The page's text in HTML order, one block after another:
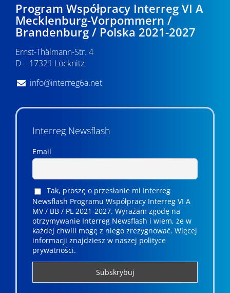
Program Współpracy Interreg VI A
Mecklenburg-Vorpommern /
Brandenburg / Polska 2021-2027
Ernst-Thälmann-Str. 4
D – 17321 Löcknitz
info@interreg6a.net
Interreg Newsflash
Email
Tak, proszę o przesłanie mi Interreg
Newsflash Programu Współpracy Interreg VI A
MV / BB / PL 2021-2027. Wyrażam zgodę na
otrzymywanie Interreg Newsflash i wiem, że w
każdej chwili mogę z niego zrezygnować. ­­Więcej
informacji znajdziesz w naszej polityce
prywatności.